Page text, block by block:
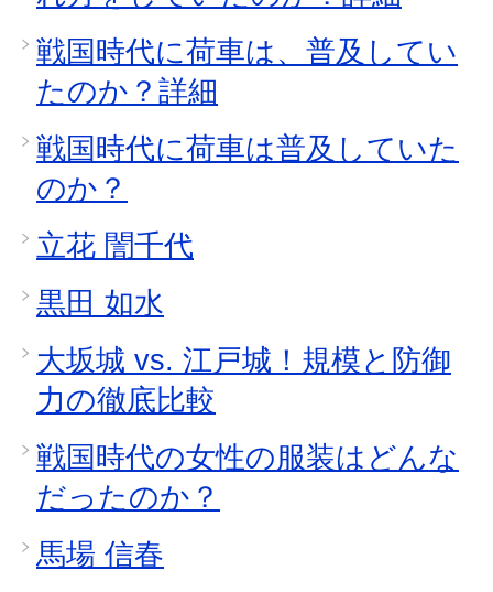
戦国時代に荷車は、普及してい
たのか？詳細
戦国時代に荷車は普及していた
のか？
立花 誾千代
黒田 如水
大坂城 vs. 江戸城！規模と防御
力の徹底比較
戦国時代の女性の服装はどんな
だったのか？
馬場 信春